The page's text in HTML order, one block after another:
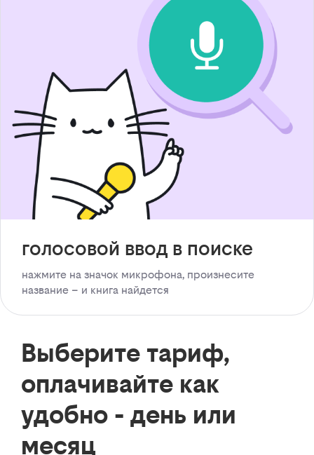
голосовой ввод в поиске
нажмите на значок микрофона, произнесите
название – и книга найдется
Выберите тариф,
оплачивайте как
удобно - день или
месяц